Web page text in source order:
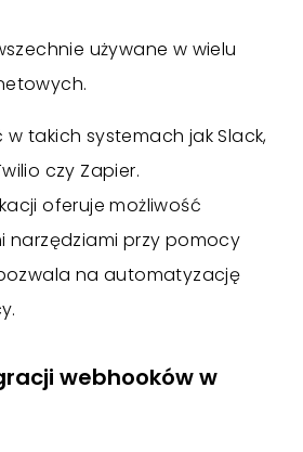
używane w wielu
w takich systemach jak Slack,
czy Zapier.
oferuje możliwość
narzędziami przy pomocy
na automatyzację
webhooków w